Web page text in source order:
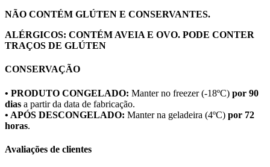
NÃO CONTÉM GLÚTEN E CONSERVANTES.
ALÉRGICOS: CONTÉM AVEIA E OVO. PODE CONTER
TRAÇOS DE GLÚTEN
CONSERVAÇÃO
• PRODUTO CONGELADO: Manter no freezer (-18ºC) por 90
dias a partir da data de fabricação.
• APÓS DESCONGELADO: Manter na geladeira (4ºC) por 72
horas.
Avaliações de clientes